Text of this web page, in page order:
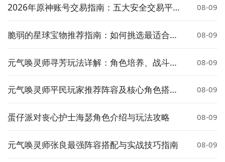
2026年原神账号交易指南：五大安全交易平
08-09
脆弱的星球宝物推荐指南：如何挑选最适合的
08-09
元气唤灵师寻芳玩法详解：角色培养、战斗技
08-09
元气唤灵师平民玩家推荐阵容及核心角色搭配
08-09
蛋仔派对丧心护士海瑟角色介绍与玩法攻略 08-09
元气唤灵师张良最强阵容搭配与实战技巧指南 08-09